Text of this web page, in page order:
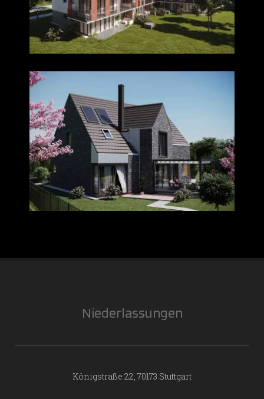
Niederlassungen
Königstraße 22, 70173 Stuttgart